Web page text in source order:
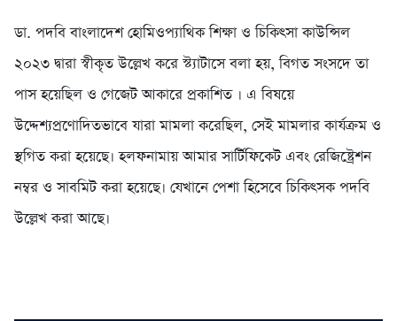
ডা. পদবি বাংলাদেশ হোমিওপ্যাথিক শিক্ষা ও চিকিৎসা কাউন্সিল
২০২৩ দ্বারা স্বীকৃত উল্লেখ করে স্ট্যাটাসে বলা হয়, বিগত সংসদে তা
পাস হয়েছিল ও গেজেট আকারে প্রকাশিত । এ বিষয়ে
উদ্দেশ্যপ্রণোদিতভাবে যারা মামলা করেছিল, সেই মামলার কার্যক্রম ও
স্থগিত করা হয়েছে। হলফনামায় আমার সার্টিফিকেট এবং রেজিষ্ট্রেশন
নম্বর ও সাবমিট করা হয়েছে। যেখানে পেশা হিসেবে চিকিৎসক পদবি
উল্লেখ করা আছে।